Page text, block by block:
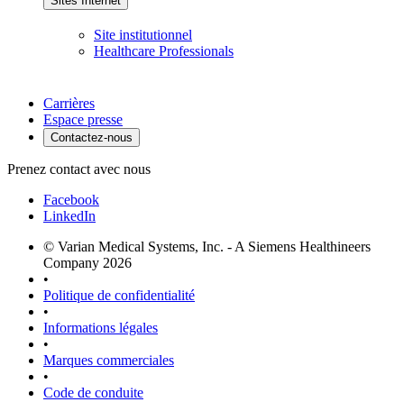
Site institutionnel
Healthcare Professionals
Carrières
Espace presse
Contactez-nous
Prenez contact avec nous
Facebook
LinkedIn
© Varian Medical Systems, Inc. - A Siemens Healthineers
Company 2026
•
Politique de confidentialité
•
Informations légales
•
Marques commerciales
•
Code de conduite